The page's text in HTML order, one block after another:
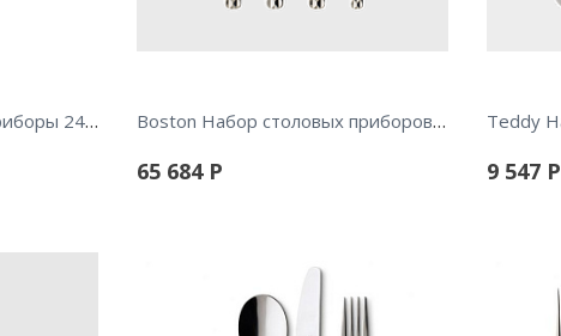
Ella satiniert Столовые приборы 24 пр. Boston Набор столовых приборов, 24 предмета
65 684 Р 9 547 Р